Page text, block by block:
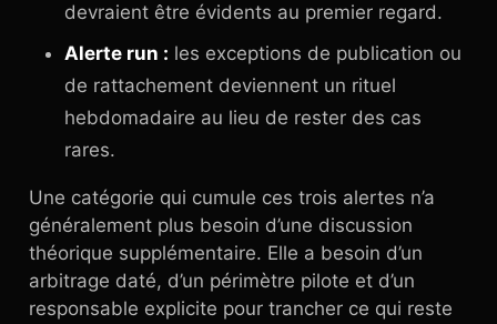
devraient être évidents au premier regard.
Alerte run : les exceptions de publication ou
de rattachement deviennent un rituel
hebdomadaire au lieu de rester des cas
rares.
Une catégorie qui cumule ces trois alertes n’a
généralement plus besoin d’une discussion
théorique supplémentaire. Elle a besoin d’un
arbitrage daté, d’un périmètre pilote et d’un
responsable explicite pour trancher ce qui reste